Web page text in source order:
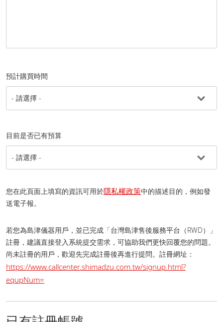
預計購買時間
目前是否已有預算
您在此頁面上填寫的資訊可用於隱私權政策中的描述目的，例如發
送電子報。
若您為島津儀器用戶，並已完成「台灣島津售後服務平台（RWD）」
註冊，建議直接登入系統提交需求，可協助我們更快回覆您的問題。
尚未註冊的用戶，歡迎先完成註冊後再進行提問。 註冊網址：
https://www.callcenter.shimadzu.com.tw/signup.html?
equpNum=